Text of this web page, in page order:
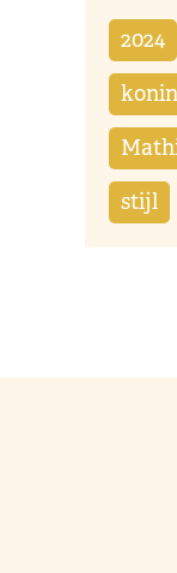
2024
stijl